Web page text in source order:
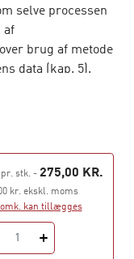
selve processen
af
brug af metode
data (kap. 5).
hvordan du kan
af bogens
til at lave
herpå med
således både at
stk.- 275,00 KR.
kr. ekskl. moms
omk. kan tillægges
1